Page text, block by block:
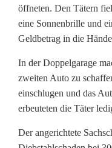
e
h
r
e
r
öffneten. Den Tätern
eine Sonnenbrille und
Geldbetrag in die
In der Doppelgarage
zweiten Auto zu
einschlugen und das
erbeuteten die Täter
Der angerichtete